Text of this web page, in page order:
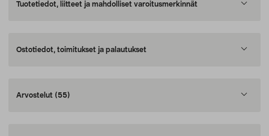
Tuotetiedot, liitteet ja mahdolliset varoitusmerkinnät
Ostotiedot, toimitukset ja palautukset
Arvostelut (55)